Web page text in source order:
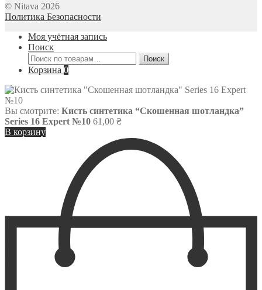
© Nitava 2026
Политика Безопасности
Моя учётная запись
Поиск
Искать:
Поиск
Корзина 0
Вы смотрите: Кисть синтетика “Скошенная шотландка”
Series 16 Expert №10 61,00 ₴
В корзину